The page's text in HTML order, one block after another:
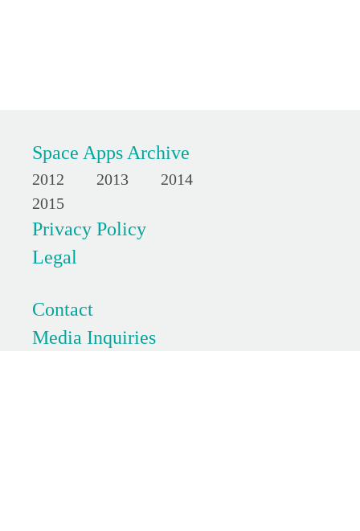
Space Apps Archive
2012 2013
2014
2015
Privacy Policy
Legal
Contact
Media Inquiries